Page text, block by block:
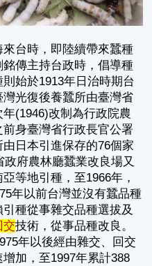
台時，即陸續帶來蠶種
傳主持台政時，倡導種
始於1913年日治時期台
光復後養蠶所由臺灣省
(1946)改制為行政院農
身臺灣省行政長官公署
日本引進保存的76個家
府農林廳蠶業改良場又
等地引種，至1966年，
年以前台灣並沒有蠶品種
種從事雜交品種選拔及
交技術，從事品種改良。
年以後經由雜交、回交
加，至1997年累計388